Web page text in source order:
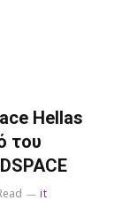
Hellas
του
it